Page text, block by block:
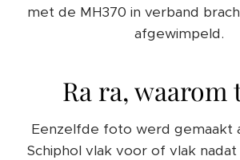
met de MH370 in verband
afgewimpeld.
Ra ra, waarom
Eenzelfde foto werd gemaakt
Schiphol vlak voor of vlak